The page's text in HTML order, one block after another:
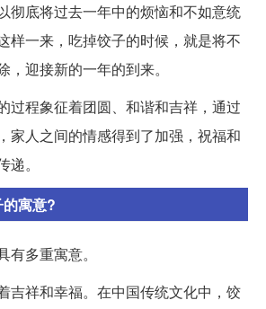
彻底将过去一年中的烦恼和不如意统
样一来，吃掉饺子的时候，就是将不
迎接新的一年的到来。
过程象征着团圆、和谐和吉祥，通过
家人之间的情感得到了加强，祝福和
。
寓意?
多重寓意。
吉祥和幸福。在中国传统文化中，饺